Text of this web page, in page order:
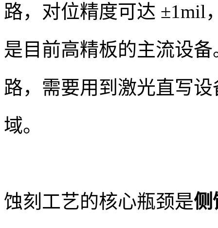
路，对位精度可达 ±1mil
是目前高精板的主流设
路，需要用到激光直写
域。
蚀刻工艺的核心瓶颈是侧